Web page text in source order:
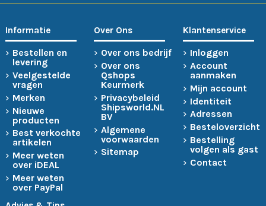
Informatie
Bestellen en
levering
Veelgestelde
vragen
Merken
Nieuwe
producten
Best verkochte
artikelen
Meer weten
over iDEAL
Meer weten
over PayPal
Over Ons
Over ons bedrijf
Over ons
Qshops
Keurmerk
Privacybeleid
Shipsworld.NL
BV
Algemene
voorwaarden
Sitemap
Klantenservice
Inloggen
Account
aanmaken
Mijn account
Identiteit
Adressen
Besteloverzicht
Bestelling
volgen als gast
Contact